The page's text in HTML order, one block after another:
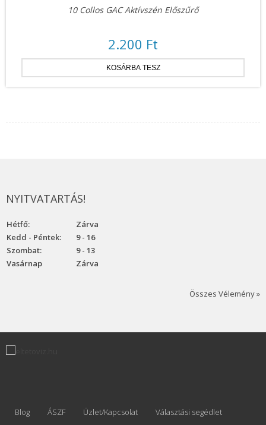
10 Collos GAC Aktívszén Előszűrő
2.200 Ft
NYITVATARTÁS!
Hétfő:
Zárva
Kedd - Péntek:
9 - 16
Szombat:
9 - 13
Vasárnap
Zárva
Összes Vélemény »
Blog ÁSZF Üzlet/Kapcsolat
Választási segédlet